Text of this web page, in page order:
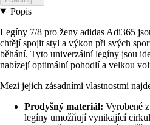
Popis
Legíny 7/8 pro ženy adidas Adi365
chtějí spojit styl a výkon při svých
běhání. Tyto univerzální legíny jsou
nabízejí optimální pohodlí a velkou
Mezi jejich zásadními vlastnostmi
Prodyšný materiál: Vyrobené
legíny umožňují vynikající